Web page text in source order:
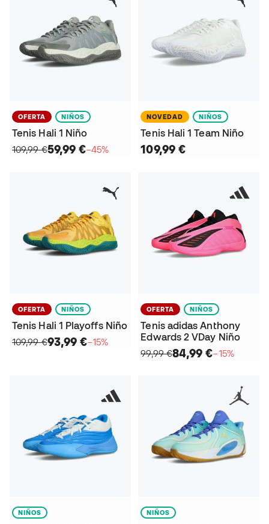
OFERTA NIÑOS
Tenis Hali 1 Niño
109,99 €59,99 €−45%
NOVEDAD NIÑOS
Tenis Hali 1 Team Niño
109,99 €
OFERTA NIÑOS
Tenis Hali 1 Playoffs Niño
109,99 €93,99 €−15%
OFERTA NIÑOS
Tenis adidas Anthony
Edwards 2 VDay Niño
99,99 €84,99 €−15%
NIÑOS NIÑOS